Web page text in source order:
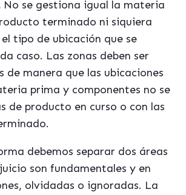
No se gestiona igual la materia
terminado ni siquiera
tipo de ubicación que se
caso. Las zonas deben ser
de manera que las ubicaciones
prima y componentes no se
de producto en curso o con las
debemos separar dos áreas
son fundamentales y en
olvidadas o ignoradas. La